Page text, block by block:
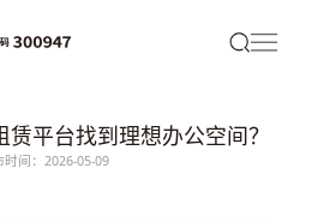
平台找到理想办公空间？
时间：2026-05-09